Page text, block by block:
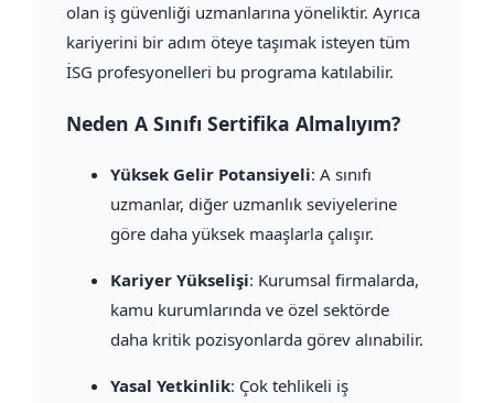
olan iş güvenliği uzmanlarına yöneliktir. Ayrıca
kariyerini bir adım öteye taşımak isteyen tüm
İSG profesyonelleri bu programa katılabilir.
Neden A Sınıfı Sertifika Almalıyım?
Yüksek Gelir Potansiyeli: A sınıfı
uzmanlar, diğer uzmanlık seviyelerine
göre daha yüksek maaşlarla çalışır.
Kariyer Yükselişi: Kurumsal firmalarda,
kamu kurumlarında ve özel sektörde
daha kritik pozisyonlarda görev alınabilir.
Yasal Yetkinlik: Çok tehlikeli iş